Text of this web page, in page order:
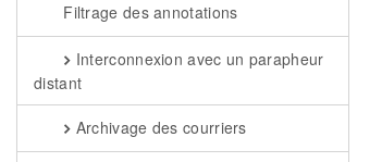
Filtrage des annotations
Interconnexion avec un parapheur
distant
Archivage des courriers